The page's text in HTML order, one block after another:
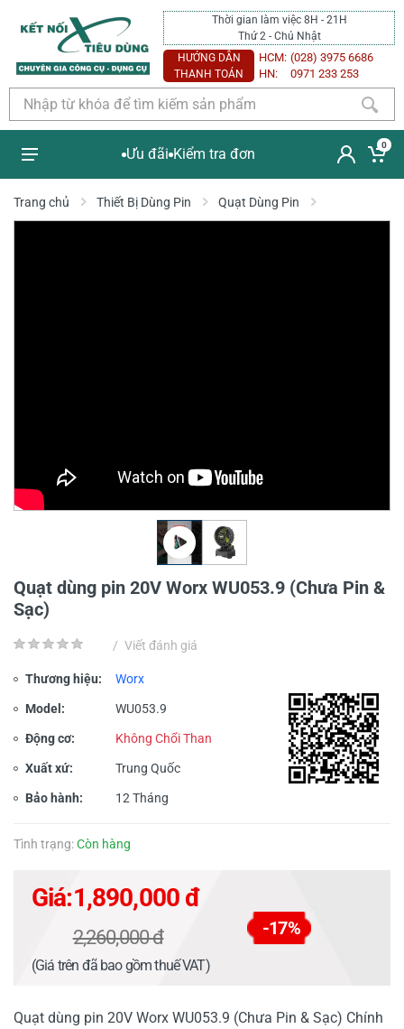
Thời gian làm việc 8H - 21H
Thứ 2 - Chủ Nhật
HƯỚNG DẪN
THANH TOÁN
HCM: (028) 3975 6686
HN:
0971 233 253
Ưu đãi Kiểm tra đơn
0
Trang chủ Thiết Bị Dùng Pin Quạt Dùng Pin
Quạt dùng pin 20V Worx WU053.9 (Chưa Pin &
Sạc)
/ Viết đánh giá
Thương hiệu: Worx
Model: WU053.9
Động cơ: Không Chổi Than
Xuất xứ: Trung Quốc
Bảo hành: 12 Tháng
Tình trạng:Còn hàng
Giá:1,890,000 đ
2,260,000 đ -17%
(Giá trên đã bao gồm thuế VAT)
Quạt dùng pin 20V Worx WU053.9 (Chưa Pin & Sạc) Chính